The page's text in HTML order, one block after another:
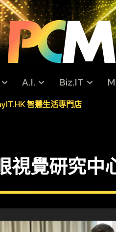
A.I. Biz.IT
智慧生活專門店
覺研究中